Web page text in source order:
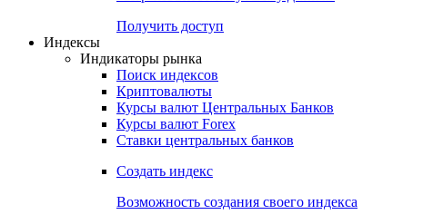
Получить доступ
Индексы
Индикаторы рынка
Поиск индексов
Криптовалюты
Курсы валют Центральных Банков
Курсы валют Forex
Ставки центральных банков
Создать индекс
Возможность создания своего индекса